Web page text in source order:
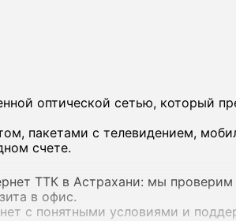
оптической сетью, который
пакетами с телевидением,
счете.
ТТК в Астрахани: мы
в офис.
с понятными условиями и